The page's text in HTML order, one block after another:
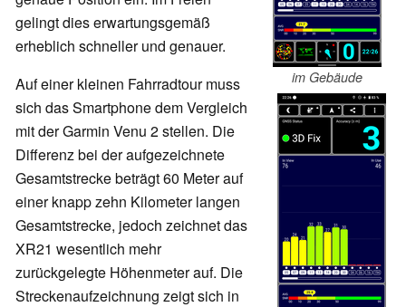
im Gebäude
gelingt dies erwartungsgemäß
erheblich schneller und genauer.
Auf einer kleinen Fahrradtour muss
sich das Smartphone dem Vergleich
mit der Garmin Venu 2 stellen. Die
Differenz bei der aufgezeichnete
Gesamtstrecke beträgt 60 Meter auf
einer knapp zehn Kilometer langen
Gesamtstrecke, jedoch zeichnet das
XR21 wesentlich mehr
zurückgelegte Höhenmeter auf. Die
Streckenaufzeichnung zeigt sich in